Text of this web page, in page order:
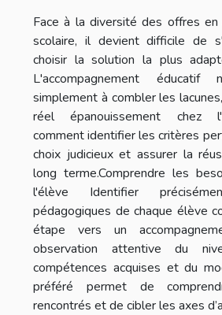
Face à la diversité des offres
scolaire, il devient difficile de
choisir la solution la plus
L'accompagnement
simplement à combler les
réel épanouissement chez
comment identifier les critères
choix judicieux et assurer la
long terme.Comprendre les
l'élève Identifier
pédagogiques de chaque élève
étape vers un
observation attentive du
compétences acquises et du
préféré permet de
rencontrés et de cibler les axes